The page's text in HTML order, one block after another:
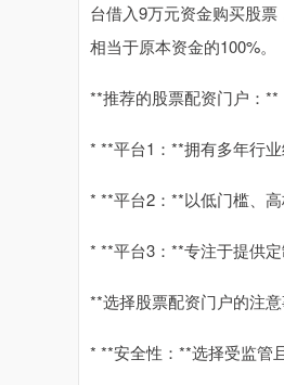
台借入9万元资金购买股
相当于原本资金的100%。
**推荐的股票配资门户：**
* **平台1：**拥有多年行
* **平台2：**以低门槛、
* **平台3：**专注于提供
**选择股票配资门户的注
* **安全性：**选择受监管